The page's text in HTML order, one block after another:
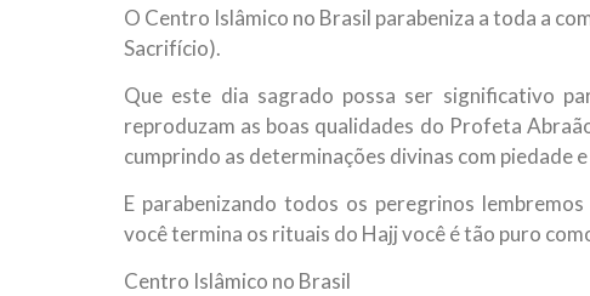
10 DE NOVEMBRO DE 2013
Falecimento do Imam Ali Ibn Al-
relembramos o martírio do quarto Imam dos
Hussein Ibn Ali Ibn Abi Táleb (A.S.), conhecido por
O Centro Islâmico no Brasil parabeniza a toda a
Sacrifício).
Que este dia sagrado possa ser significativo
reproduzam as boas qualidades do Profeta
cumprindo as determinações divinas com piedade
E parabenizando todos os peregrinos
você termina os rituais do Hajj você é tão puro
Centro Islâmico no Brasil